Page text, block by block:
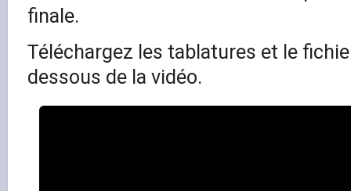
finale.
Téléchargez les tablatures et le
dessous de la vidéo.